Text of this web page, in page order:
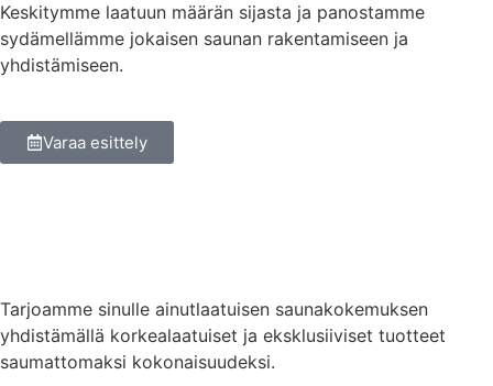
Keskitymme laatuun määrän sijasta ja panostamme
sydämellämme jokaisen saunan rakentamiseen ja
yhdistämiseen.
Varaa esittely
Tarjoamme sinulle ainutlaatuisen saunakokemuksen
yhdistämällä korkealaatuiset ja eksklusiiviset tuotteet
saumattomaksi kokonaisuudeksi.